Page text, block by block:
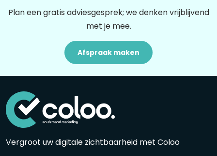
Plan een gratis adviesgesprek; we denken vrijblijvend
met je mee.
Afspraak maken
Vergroot uw digitale zichtbaarheid met Coloo